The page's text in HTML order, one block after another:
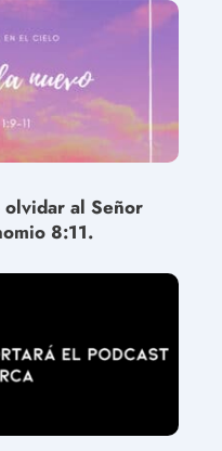
olvidar al Señor
8:11.